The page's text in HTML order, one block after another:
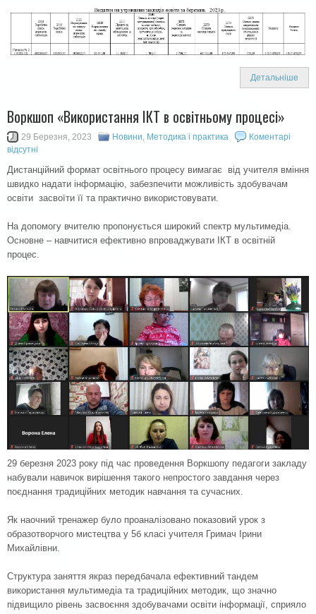
Детальніше
Воркшоп «Використання ІКТ в освітньому процесі»
29 Березня, 2023 Новини, Методика і практика
Коментарі
відсутні
Дистанційний формат освітнього процесу вимагає від учителя вміння
швидко надати інформацію, забезпечити можливість здобувачам
освіти засвоїти її та практично використовувати.
На допомогу вчителю пропонується широкий спектр мультимедіа.
Основне – навчитися ефективно впроваджувати ІКТ в освітній
процес.
29 березня 2023 року під час проведення Воркшопу педагоги закладу
набували навичок вирішення такого непростого завдання через
поєднання традиційних методик навчання та сучасних.
Як наочний тренажер було проаналізовано показовий урок з
образотворчого мистецтва у 5б класі учителя Гримач Ірини
Михайлівни.
Структура заняття якраз передбачала ефективний тандем
використання мультимедіа та традиційних методик, що значно
підвищило рівень засвоєння здобувачами освіти інформації, сприяло